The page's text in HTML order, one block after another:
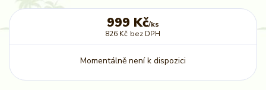
999 Kč/ks
826 Kč bez DPH
Momentálně není k dispozici